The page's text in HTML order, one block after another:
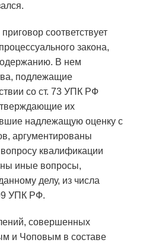
соответствует
закона,
В нем
подлежащие
со ст. 73 УПК РФ
их
надлежащую оценку с
аргументированы
квалификации
иные вопросы,
делу, из числа
УПК РФ.
совершенных
и Чоповым в составе